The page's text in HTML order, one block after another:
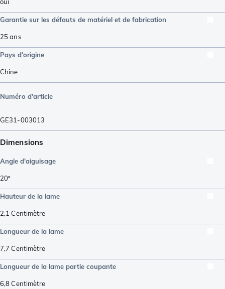
Garantie sur les défauts de matériel et de fabrication
25 ans
Pays d'origine
Chine
Numéro d'article
GE31-003013
Dimensions
Angle d'aiguisage
20º
Hauteur de la lame
2,1 Centimètre
Longueur de la lame
7,7 Centimètre
Longueur de la lame partie coupante
6,8Centimètre